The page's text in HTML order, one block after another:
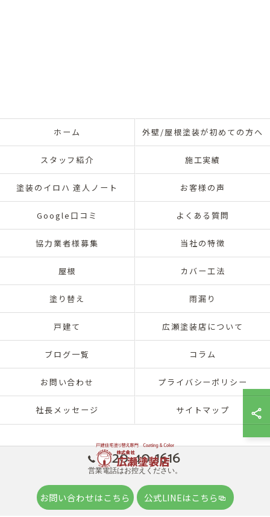
0120-40-1616
営業電話はお控えください。
お問い合わせはこちら 公式LINEはこちら
ホーム 外壁/屋根塗装が初めての方へ
スタッフ紹介 施工実績
塗装のイロハ 達人ノート お客様の声
Google口コミ よくある質問
協力業者様募集 当社の特徴
屋根 カバー工法
塗り替え 雨漏り
戸建て 広瀬塗装店について
ブログ一覧 コラム
お問い合わせ プライバシーポリシー
社長メッセージ サイトマップ
© 2026 兵庫県神戸市北区の外壁塗装は株式会社広瀬塗装店 ALL RIGHTS
RESERVED.